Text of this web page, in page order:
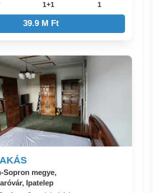
1+1 1
39.9 M Ft
Sopron megye,
Ipatelep